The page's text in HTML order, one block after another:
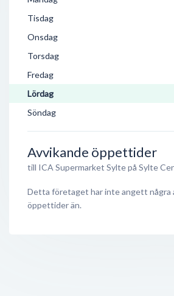
Tisdag
Onsdag
Torsdag
Fredag
Lördag
Söndag
Avvikande öppettider
till ICA Supermarket Sylte på Sylte
Detta företaget har inte angett några
öppettider än.